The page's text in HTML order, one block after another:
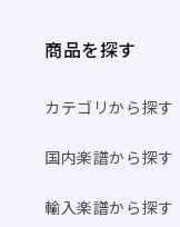
商品を探す
カテゴリから探す
国内楽譜から探す
輸入楽譜から探す